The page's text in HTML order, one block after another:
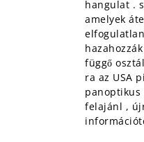
hangulat .
amelyek
függő
ra az USA
panoptikus
felajánl ,